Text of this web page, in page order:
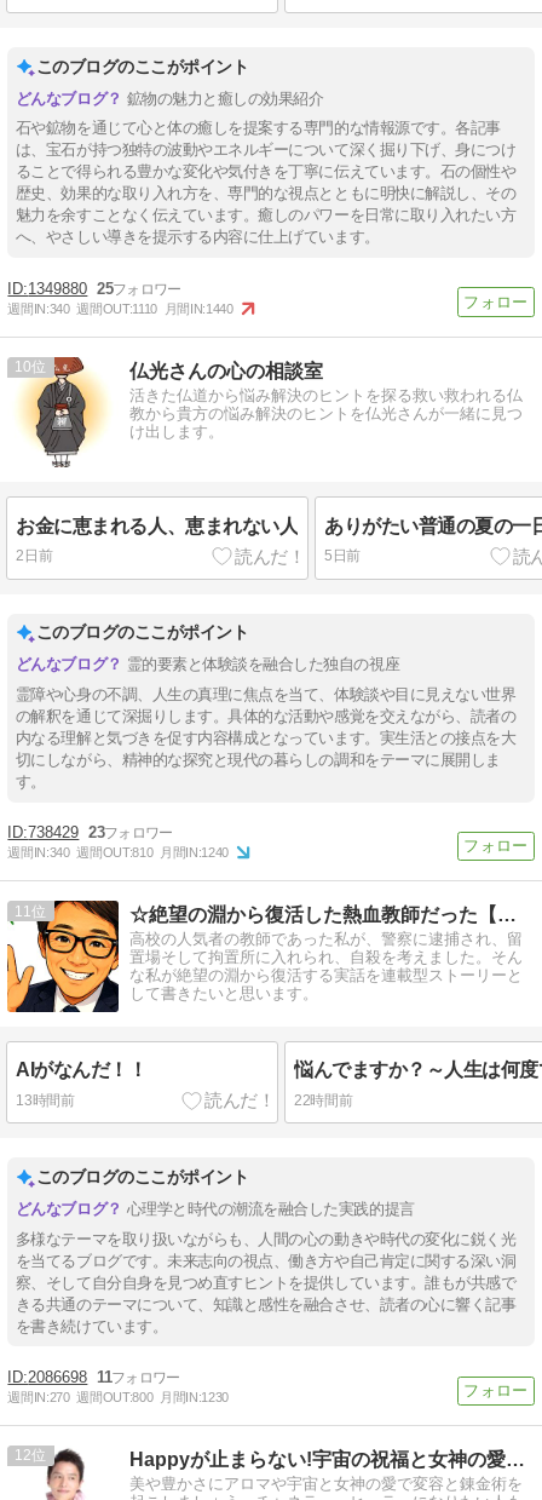
このブログのここがポイント
鉱物の魅力と癒しの効果紹介
石や鉱物を通じて心と体の癒しを提案する専門的な情報源です。各記事
は、宝石が持つ独特の波動やエネルギーについて深く掘り下げ、身につけ
ることで得られる豊かな変化や気付きを丁寧に伝えています。石の個性や
歴史、効果的な取り入れ方を、専門的な視点とともに明快に解説し、その
魅力を余すことなく伝えています。癒しのパワーを日常に取り入れたい方
へ、やさしい導きを提示する内容に仕上げています。
1349880 25
週間IN:340 週間OUT:1110 月間IN:1440
10 仏光さんの心の相談室
活きた仏道から悩み解決のヒントを探る救い救われる仏
教から貴方の悩み解決のヒントを仏光さんが一緒に見つ
け出します。
お金に恵まれる人、恵まれない人
2日前
ありがたい普通の夏の一
5日前
このブログのここがポイント
霊的要素と体験談を融合した独自の視座
霊障や心身の不調、人生の真理に焦点を当て、体験談や目に見えない世界
の解釈を通じて深掘りします。具体的な活動や感覚を交えながら、読者の
内なる理解と気づきを促す内容構成となっています。実生活との接点を大
切にしながら、精神的な探究と現代の暮らしの調和をテーマに展開しま
す。
738429 23
週間IN:340 週間OUT:810 月間IN:1240
11 ☆絶望の淵から復活した熱血教師だった【はるのり】のブログ☆
高校の人気者の教師であった私が、警察に逮捕され、留
置場そして拘置所に入れられ、自殺を考えました。そん
な私が絶望の淵から復活する実話を連載型ストーリーと
して書きたいと思います。
AIがなんだ！！
13時間前 22時間前
このブログのここがポイント
心理学と時代の潮流を融合した実践的提言
多様なテーマを取り扱いながらも、人間の心の動きや時代の変化に鋭く光
を当てるブログです。未来志向の視点、働き方や自己肯定に関する深い洞
察、そして自分自身を見つめ直すヒントを提供しています。誰もが共感で
きる共通のテーマについて、知識と感性を融合させ、読者の心に響く記事
を書き続けています。
2086698 11
週間IN:270 週間OUT:800 月間IN:1230
12 Happyが止まらない!宇宙の祝福と女神の愛と香りの癒し
美や豊かさにアロマや宇宙と女神の愛で変容と錬金術を